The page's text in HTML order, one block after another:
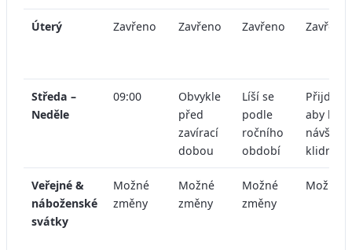
Úterý Zavřeno Zavřeno Zavřeno Zavřeno
Středa –
Neděle
09:00
Obvykle
před
zavírací
dobou
Líší se
podle
ročního
období
Přijďte
aby byla
návštěva
Veřejné &
náboženské
svátky
Možné
změny
Možné
změny
Možné
změny
Možné